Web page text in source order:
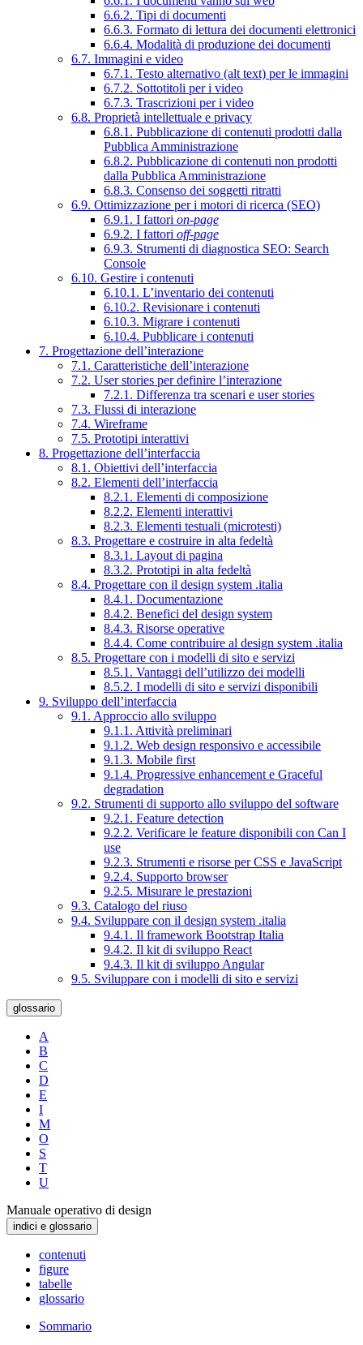
6.6.2. Tipi di documenti
6.6.3. Formato di lettura dei documenti elettronici
6.6.4. Modalità di produzione dei documenti
6.7. Immagini e video
6.7.1. Testo alternativo (alt text) per le immagini
6.7.2. Sottotitoli per i video
6.7.3. Trascrizioni per i video
6.8. Proprietà intellettuale e privacy
6.8.1. Pubblicazione di contenuti prodotti dalla
Pubblica Amministrazione
6.8.2. Pubblicazione di contenuti non prodotti
dalla Pubblica Amministrazione
6.8.3. Consenso dei soggetti ritratti
6.9. Ottimizzazione per i motori di ricerca (SEO)
6.9.1. I fattori on-page
6.9.2. I fattori off-page
6.9.3. Strumenti di diagnostica SEO: Search
Console
6.10. Gestire i contenuti
6.10.1. L’inventario dei contenuti
6.10.2. Revisionare i contenuti
6.10.3. Migrare i contenuti
6.10.4. Pubblicare i contenuti
7. Progettazione dell’interazione
7.1. Caratteristiche dell’interazione
7.2. User stories per definire l’interazione
7.2.1. Differenza tra scenari e user stories
7.3. Flussi di interazione
7.4. Wireframe
7.5. Prototipi interattivi
8. Progettazione dell’interfaccia
8.1. Obiettivi dell’interfaccia
8.2. Elementi dell’interfaccia
8.2.1. Elementi di composizione
8.2.2. Elementi interattivi
8.2.3. Elementi testuali (microtesti)
8.3. Progettare e costruire in alta fedeltà
8.3.1. Layout di pagina
8.3.2. Prototipi in alta fedeltà
8.4. Progettare con il design system .italia
8.4.1. Documentazione
8.4.2. Benefici del design system
8.4.3. Risorse operative
8.4.4. Come contribuire al design system .italia
8.5. Progettare con i modelli di sito e servizi
8.5.1. Vantaggi dell’utilizzo dei modelli
8.5.2. I modelli di sito e servizi disponibili
9. Sviluppo dell’interfaccia
9.1. Approccio allo sviluppo
9.1.1. Attività preliminari
9.1.2. Web design responsivo e accessibile
9.1.3. Mobile first
9.1.4. Progressive enhancement e Graceful
degradation
9.2. Strumenti di supporto allo sviluppo del software
9.2.1. Feature detection
9.2.2. Verificare le feature disponibili con Can I
use
9.2.3. Strumenti e risorse per CSS e JavaScript
9.2.4. Supporto browser
9.2.5. Misurare le prestazioni
9.3. Catalogo del riuso
9.4. Sviluppare con il design system .italia
9.4.1. Il framework Bootstrap Italia
9.4.2. Il kit di sviluppo React
9.4.3. Il kit di sviluppo Angular
9.5. Sviluppare con i modelli di sito e servizi
glossario
A
B
C
D
E
I
M
O
S
T
U
Manuale operativo di design
indici e glossario
contenuti
figure
tabelle
glossario
Sommario